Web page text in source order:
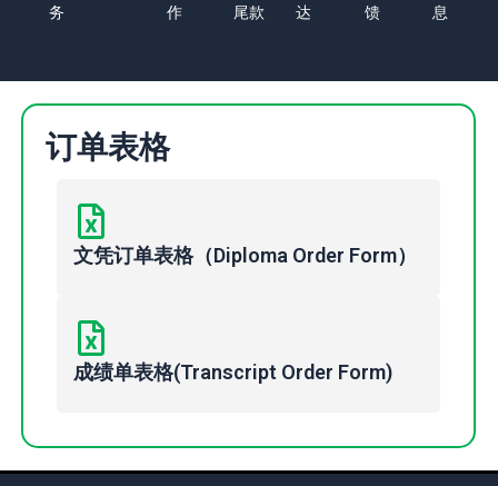
务
作
尾款
达
馈
息
订单表格
文凭订单表格（Diploma Order Form）
成绩单表格(Transcript Order Form)